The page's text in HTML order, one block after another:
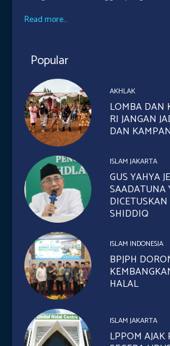
Read more...
Popular
AKHLAK
LOMBA DAN
RI JANGAN
DAN
ISLAM JAKARTA
GUS YAHYA
SAADATUNA
SHIDDIQ
ISLAM INDONESIA
BPJPH
HALAL
ISLAM JAKARTA
LPPOM